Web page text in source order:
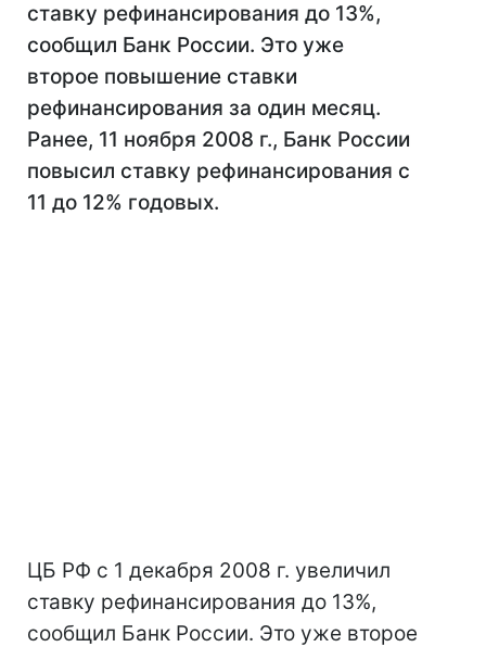
ставку рефинансирования до 13%,
сообщил Банк России. Это уже
второе повышение ставки
рефинансирования за один месяц.
Ранее, 11 ноября 2008 г., Банк России
повысил ставку рефинансирования с
11 до 12% годовых.
ЦБ РФ с 1 декабря 2008 г. увеличил
ставку рефинансирования до 13%,
сообщил Банк России. Это уже второе